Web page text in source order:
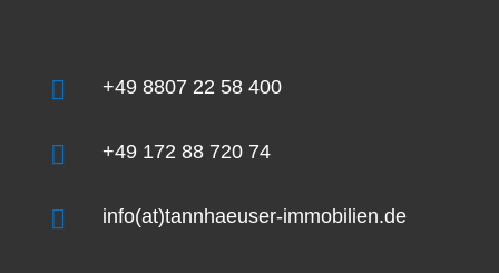
 +49 8807 22 58 400
 +49 172 88 720 74
 info(at)tannhaeuser-immobilien.de